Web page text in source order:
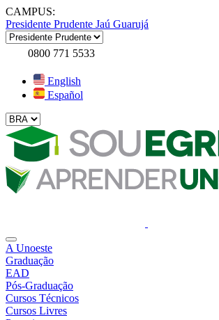
CAMPUS:
Presidente Prudente Jaú Guarujá
0800 771 5533
English
Español
A Unoeste
Graduação
EAD
Pós-Graduação
Cursos Técnicos
Cursos Livres